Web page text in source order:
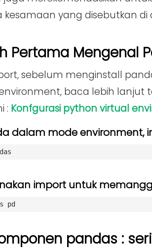
kesamaan yang disebutkan di
Pertama Mengenal
sebelum menginstall
baca lebih lanjut
: Konfgurasi python virtual
dalam mode environment,
import untuk
pd
pandas :